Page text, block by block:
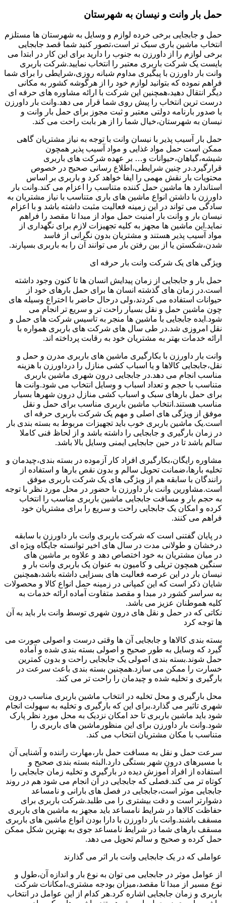
حمل بار وانت و نیسان به شهرستان
حمل و جابجایی برخی خرده لوازم و وسایل به شهرستان ها مستلزم
انتخاب ماشین باری سبک تر است،تصور کنید شما قصد جابجایی
برخی لوازم را از داورزن به جنوب را دارید برای این کار در ابتدا می
بایست یک شرکت باربری معتبر را انتخاب نمایید.شرکت باربری
وانت بار داورزن با پیگیری مداوم شبانه روزی،شرایطی را برای شما
فراهم نموده که بتوانید لوازم خود را از هرگوشه کشور به مکانی
دیگر انتقال دهید،همچنین این شرکت با ارائه مشاوره های حرفه ای
درست ترین انتخاب را پیش روی شما قرار می دهد.وانت بار داورزن
با صدور بارنامه دولتی معتبر و ثبت مجوز برای حمل بار وانت و
نیسان به شهرستان،خیال شما را از هر بابت راحت می کند.
حمل بار آسیب پذیر با نیسان وانت با توجه به نیاز مشتریان گاهی
ممکن است حمل مواد غذایی و مواد آسیب پذیر همچون
شیشه،گیاهان،حیوانات و… بر عهده شرکت های باربری
قرارگیرد.در چنین شرایطی،اطلاع رسانی صحیح در خصوص
محتویات بار نقش مهمی را ایفا خواهد کرد و باربری بر اساس
استاندارد ها ماشین حمل کننده متناسب را اعزام می کند.وانت بار
داورزن با داشتن انواع ماشین های باری متناسب با نیاز مشتریان به
سادگی می تواند در این زمینه فعالیت مثبت داشته باشد و با اعزام
نیسان بار و وانت بار امنیت حمل مواد از مبدا تا مقصد را فراهم
نماید.این ماشین ها مجهز به کلیه تجهیزات لازم برای نگهداری از
مواد آسیب پذیر هستند و مشتریان بدون نگرانی از فاسد
شدن،شکستن یا از بین رفتن بار می توانند آن را به باربری بسپارند.
ویژگی های یک شرکت وانت بار حرفه ای
حمل بار و جابجایی از زمان پیدایش انسان ها تا کنون وجود داشته
است.در زمان های گذشته انسان ها برای حمل بارهای خود از
حیوانات استفاده می کردند،ولی درحال حاضر با اختراع وسیله های
چون ماشین حمل و نقل بسیار راحت تر و سریع تر انجام می
شود.ایده جابجایی با ماشین ها منجر به تاسیس شرکت های حمل و
نقل امروزی شد.در طی سال های شرکت های باربری همواره با
ارائه خدمات بهتر به مشتریان خود به رقابت پرداخته اند.
وانت بار داورزن با بکارگیری ماشین های باربری مدرن و حمل و
نقل،جابجایی کالاها و یا اسباب کشی منازل را درداورزن با هزینه
مناسب انجام می دهد.در جابجایی درون شهری ماشین باربری
متناسب با حجم و تعداد اسباب و وسایل انتخاب می شود.وانت ها
برای حمل بارهای سبک و اسباب کشی منازل درون شهرها بسیار
مناسب هستند.انتخاب ماشین باربری مناسب برای حمل و نقل
موفق از ویژگی های اصلی و مهم یک شرکت باربری حرفه ای
است.یک ماشین باربری خوب باید تجهیزات مربوط به بسته بندی بار
در زمان بارگیری و جابجایی را داشته باشد و از لحاظ فنی کاملا
سالم باشد تا در حین جابجایی ایمنی وسایل بالا باشد.
مشاوره رایگان،بکارگیری افراد کار آزموده در بسته بندی،چیدمان و
تخلیه بارها،ضمانت تحویل سالم و بدون نقص بارها و استفاده از
رانندگان با سابقه هم از ویژگی های یک شرکت باربری موفق
است.مشاورین وانت بار داورزن با حضور در محل مورد نظر با توجه
به حجم بار و مسافت جابجایی ماشین باربری مناسب را انتخاب
کرده و امکان یک جابجایی راحت و سریع را برای مشتریان خود
فراهم می کنند.
در پایان گفتنی است که شرکت باربری وانت بار داورزن با سابقه
درخشان و طولانی مدت در سال های اخیر توانسته جایگاه ویژه ای
در میان مشتریان به خود اختصاص دهد و علاوه بر ماشین های
سنگین همچون تریلی و کامیون به عنوان یک باربری وانت بار و
نیسان بار در این عرصه فعالیت های بسزایی داشته باشد،همچنین
شایان ذکر است که این کمپانی در زمینه حمل انواع کالا و محصولات
به سراسر کشور در مبدا و مقصد متفاوت آماده ارائه خدمات به
کلیه هموطنان عزیز می باشد.
نکاتی که در حمل و نقل های درون شهری توسط وانت بار باید به آن
ها توجه کرد
بسته بندی کالاها و جابجایی آن ها وقتی درست و اصولی صورت می
گیرد که وسایل به طور صحیح و اصولی بسته بندی شده و آماده
حمل شوند.بسته بندی اصولی یک جابجایی راحت و بدون کمترین
خسارت را ممکن می سازد.همچنین بسته بندی باعث سرعت در
بارگیری و تخلیه شده و چیدمان را راحت تر می کند.
محل بارگیری و محل تخلیه در انتخاب ماشین باربری مناسب درون
شهری تاثیر می گذارد.برای این که بارگیری و تخلیه به سهولت انجام
شود باید ماشین باربری تا حد امکان نزدیک به محل مورد نظر پارک
شود.وانت بار داورزن برای این منظورماشین های باربری را
متناسب با مکان مشتریان انتخاب می کند.
سرعت حمل و نقل به مسافت حمل بار،مهارت راننده و آشنایی آن
با مسیرهای درون شهر بستگی دارد.البته بسته بندی صحیح و
استفاده از افراد آموزش دیده در بارگیری و تخلیه زمان جابجایی را
کوتاه تر می کند.فصلی که جابجایی در آن انجام می شود هم در روند
جابجایی موثر است،جابجایی در فصل های بارانی و نامساعد
دشوارتر است و دقت بیشتری را می طلبد.شرکت باربری برای
حفاظت کالاها در شرایط نامساعد باید مجهز به ماشین های باربری
مسقف باشند.وانت بار داورزن با دارا بودن انواع ماشین های باربری
مسقف بارهای شما در شرایط نامساعد جوی به بهترین شکل ممکن
حمل کرده و صحیح و سالم تحویل می دهد.
عواملی که در یک جابجایی وانت بار اثر می گذارند
از عوامل موثر در جابجایی می توان به نوع بار و اندازه آن،طول و
نوع مسیر از مبدا تا مقصد،میزان بودجه مشتری،امکانات شرکت
باربری و زمان جابجایی اشاره کرد.هر کدام از این عوامل در انتخاب